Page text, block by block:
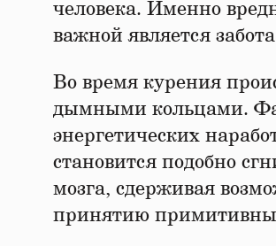
человека. Именно
важной является
Во время курения
дымными кольцами.
энергетических
становится подобно
мозга, сдерживая
принятию